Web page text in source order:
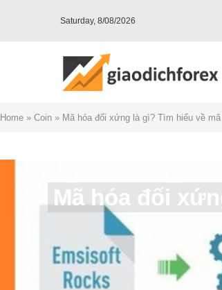
Saturday, 8/08/2026
Home » Coin » Mã hóa đối xứng là gì? Tìm hiểu về
Mã hóa đối